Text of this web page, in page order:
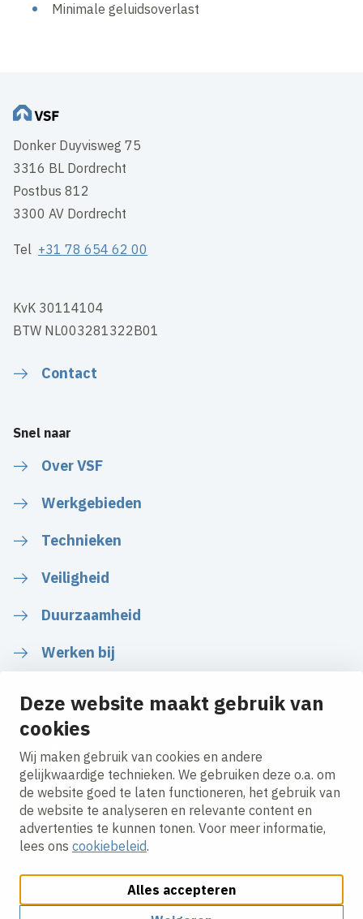
Deze website maakt gebruik van
cookies
Wij maken gebruik van cookies en andere
gelijkwaardige technieken. We gebruiken deze o.a. om
de website goed te laten functioneren, het gebruik van
de website te analyseren en relevante content en
advertenties te kunnen tonen. Voor meer informatie,
lees ons cookiebeleid.
Alles accepteren
Minimale geluidsoverlast
Donker Duyvisweg 75
3316 BL Dordrecht
Postbus 812
3300 AV Dordrecht
Tel +31 78 654 62 00
KvK 30114104
BTW NL003281322B01
Contact
Snel naar
Over VSF
Werkgebieden
Technieken
Veiligheid
Duurzaamheid
Werken bij
LinkedInInstagramFacebookTwitterYouTube
Cookies aanpassenCookie beleidPrivacy policy